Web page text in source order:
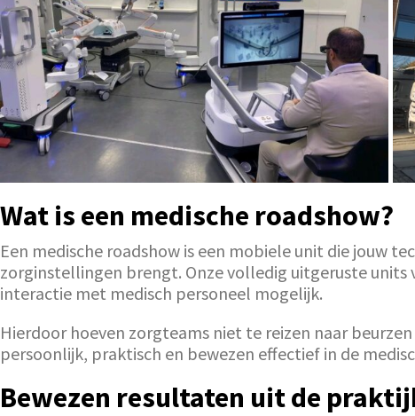
Wat is een medische roadshow?
Een medische roadshow is een mobiele unit die jouw
zorginstellingen brengt. Onze volledig uitgeruste
interactie met medisch personeel mogelijk.
Hierdoor hoeven zorgteams niet te reizen naar
persoonlijk, praktisch en bewezen effectief in de
Bewezen resultaten uit de